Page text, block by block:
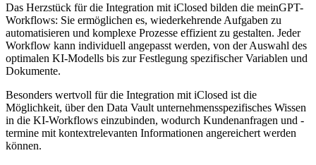
Das Herzstück für die Integration mit iClosed bilden die meinGPT-
Workflows: Sie ermöglichen es, wiederkehrende Aufgaben zu
automatisieren und komplexe Prozesse effizient zu gestalten. Jeder
Workflow kann individuell angepasst werden, von der Auswahl des
optimalen KI-Modells bis zur Festlegung spezifischer Variablen und
Dokumente.
Besonders wertvoll für die Integration mit iClosed ist die
Möglichkeit, über den Data Vault unternehmensspezifisches Wissen
in die KI-Workflows einzubinden, wodurch Kundenanfragen und -
termine mit kontextrelevanten Informationen angereichert werden
können.